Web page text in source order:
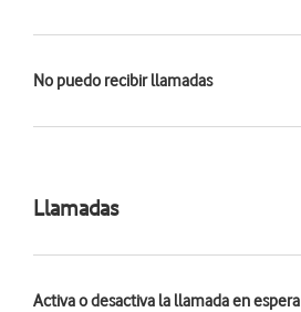
No puedo recibir llamadas
Llamadas
Activa o desactiva la llamada en espera